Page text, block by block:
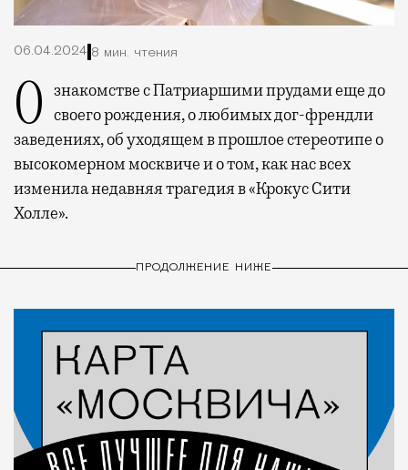
06.04.2024 8 мин. чтения
О знакомстве с Патриаршими прудами еще до своего рождения, о любимых дог-френдли
заведениях, об уходящем в прошлое стереотипе о
высокомерном москвиче и о том, как нас всех
изменила недавняя трагедия в «Крокус Сити
Холле».
ПРОДОЛЖЕНИЕ НИЖЕ